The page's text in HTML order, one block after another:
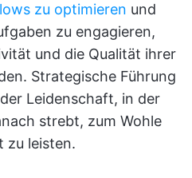
zu optimieren und
zu engagieren,
und die Qualität ihrer
Strategische Führung
Leidenschaft, in der
strebt, zum Wohle
zu leisten.